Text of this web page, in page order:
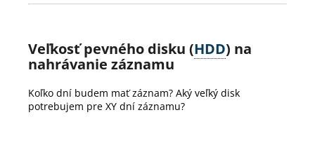
Veľkosť pevného disku (HDD) na
nahrávanie záznamu
Koľko dní budem mať záznam? Aký veľký disk
potrebujem pre XY dní záznamu?